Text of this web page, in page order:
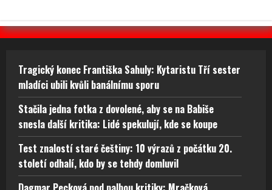
Tragický konec Františka Sahuly: Kytaristu Tří sester
mladíci ubili kvůli banálnímu sporu
Stačila jedna fotka z dovolené, aby se na Babiše
snesla další kritika: Lidé spekulují, kde se koupe
Test znalostí staré češtiny: 10 výrazů z počátku 20.
století odhalí, kdo by se tehdy domluvil